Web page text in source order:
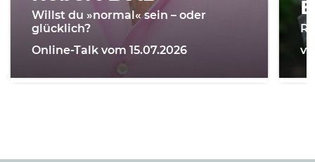
Willst du »normal« sein – oder
glücklich?
Online-Talk vom 15.07.2026